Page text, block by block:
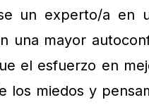
un experto/a en
una mayor
el esfuerzo en
los miedos y